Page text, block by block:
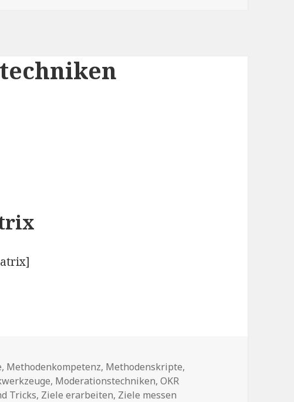
, Methodenkompetenz, Methodenskripte,
, Moderationstechniken,OKR
Tricks, Ziele erarbeiten, Ziele messen